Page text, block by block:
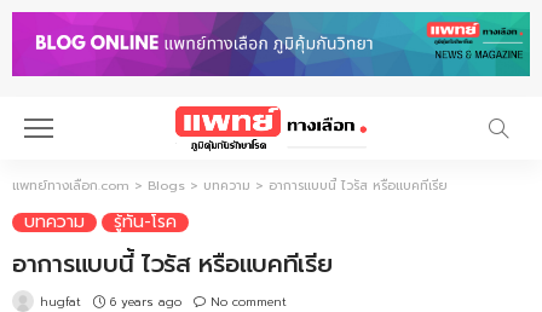
แพทย์ทางเลือก.com > Blogs > บทความ > อาการแบบนี้ ไวรัส หรือแบคทีเรีย
บทความ รู้ทัน-โรค
อาการแบบนี้ ไวรัส หรือแบคทีเรีย
hugfat 6 years ago No comment